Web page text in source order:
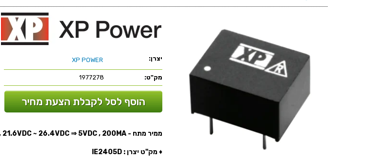
יצרן: XP POWER
מק"ט: 1977278
הוסף לסל לקבלת הצעת מחיר
ממיר מתח - 1W , 21.6VDC ~ 26.4VDC ⇒ 5VDC , 200MA
♦ מק''ט יצרן : IE2405D